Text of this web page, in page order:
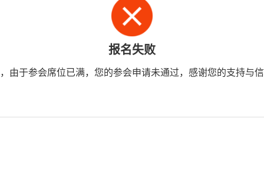
报名失败
由于参会席位已满，您的参会申请未通过，感谢您的支持与